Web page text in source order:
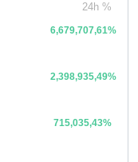
24h %
6,679,707,61%
2,398,935,49%
715,035,43%